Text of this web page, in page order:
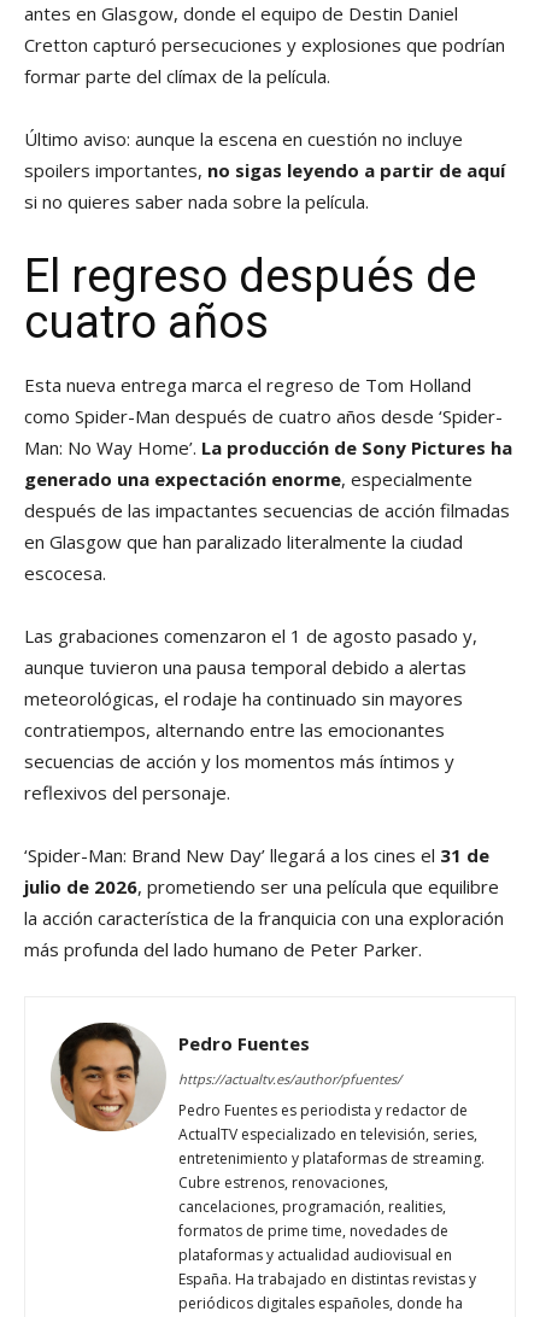
antes en Glasgow, donde el equipo de Destin Daniel
Cretton capturó persecuciones y explosiones que podrían
formar parte del clímax de la película.
Último aviso: aunque la escena en cuestión no incluye
spoilers importantes, no sigas leyendo a partir de aquí
si no quieres saber nada sobre la película.
El regreso después de
cuatro años
Esta nueva entrega marca el regreso de Tom Holland
como Spider-Man después de cuatro años desde ‘Spider-
Man: No Way Home’. La producción de Sony Pictures ha
generado una expectación enorme, especialmente
después de las impactantes secuencias de acción filmadas
en Glasgow que han paralizado literalmente la ciudad
escocesa.
Las grabaciones comenzaron el 1 de agosto pasado y,
aunque tuvieron una pausa temporal debido a alertas
meteorológicas, el rodaje ha continuado sin mayores
contratiempos, alternando entre las emocionantes
secuencias de acción y los momentos más íntimos y
reflexivos del personaje.
‘Spider-Man: Brand New Day’ llegará a los cines el 31 de
julio de 2026, prometiendo ser una película que equilibre
la acción característica de la franquicia con una exploración
más profunda del lado humano de Peter Parker.
Pedro Fuentes
https://actualtv.es/author/pfuentes/
Pedro Fuentes es periodista y redactor de
ActualTV especializado en televisión, series,
entretenimiento y plataformas de streaming.
Cubre estrenos, renovaciones,
cancelaciones, programación, realities,
formatos de prime time, novedades de
plataformas y actualidad audiovisual en
España. Ha trabajado en distintas revistas y
periódicos digitales españoles, donde ha